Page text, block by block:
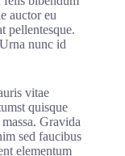
auctor eu
pellentesque.
nunc id
vitae
quisque
Gravida
sed faucibus
elementum